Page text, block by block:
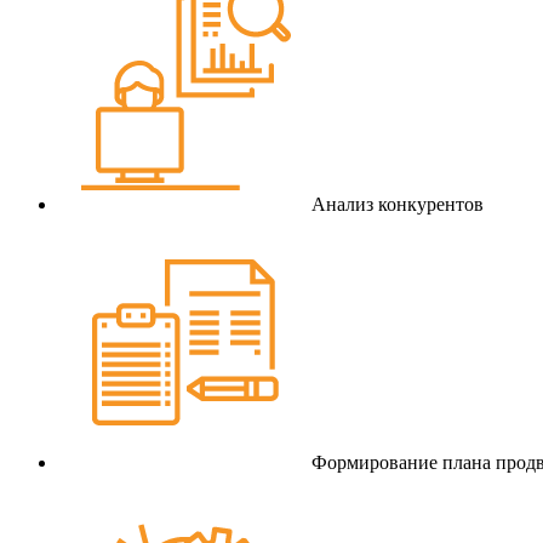
Анализ конкурентов
Формирование плана